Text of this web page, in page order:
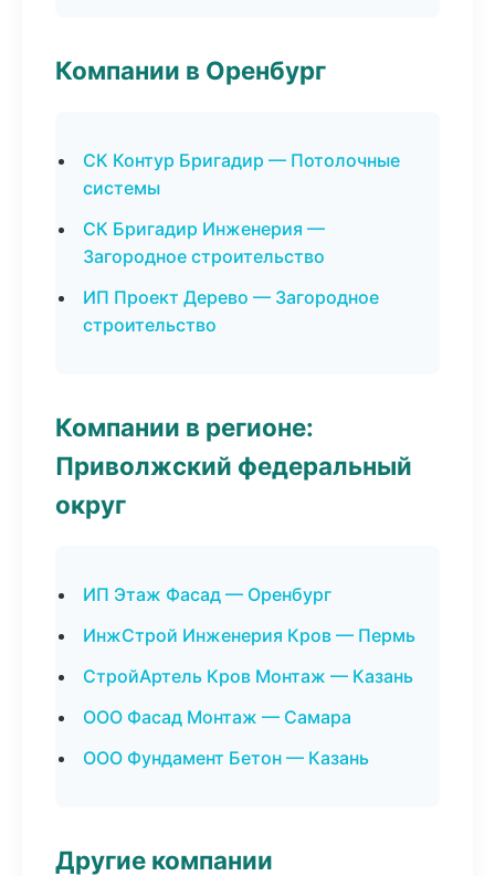
Компании в Оренбург
СК Контур Бригадир — Потолочные
системы
СК Бригадир Инженерия —
Загородное строительство
ИП Проект Дерево — Загородное
строительство
Компании в регионе:
Приволжский федеральный
округ
ИП Этаж Фасад — Оренбург
ИнжСтрой Инженерия Кров — Пермь
СтройАртель Кров Монтаж — Казань
ООО Фасад Монтаж — Самара
ООО Фундамент Бетон — Казань
Другие компании